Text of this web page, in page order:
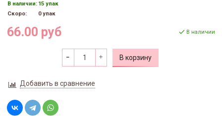
В наличии: 15 упак
Скоро:
0 упак
66.00 руб В наличии
В корзину
Добавить в сравнение